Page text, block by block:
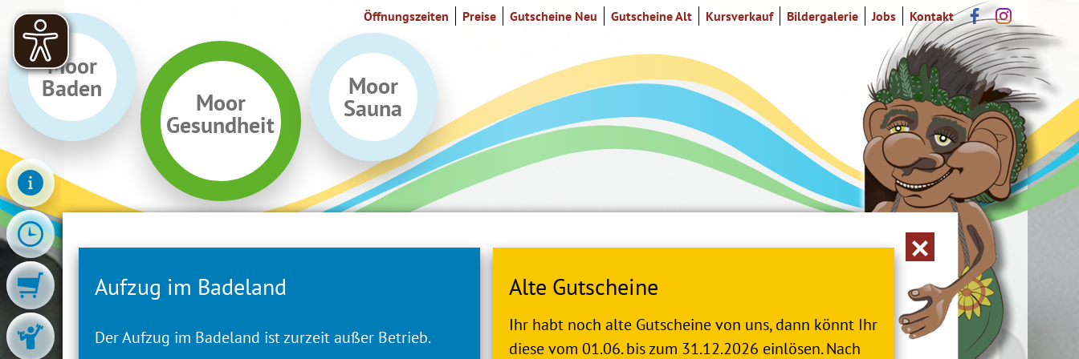
Öffnungszeiten Preise Gutscheine Neu Gutscheine Alt Kursverkauf Bildergalerie Jobs Kontakt
Moor
Baden Moor
Gesundheit
Moor
Sauna
Aufzug im Badeland
Der Aufzug im Badeland ist zurzeit außer Betrieb.
Alte Gutscheine
Ihr habt noch alte Gutscheine von uns, dann könnt Ihr
diese vom 01.06. bis zum 31.12.2026 einlösen. Nach
Impressum